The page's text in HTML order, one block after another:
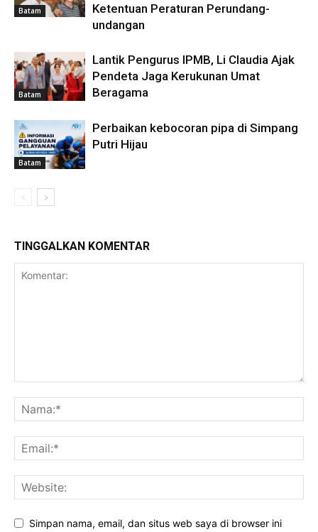
Batam
Ketentuan Peraturan Perundang-
undangan
Batam
Lantik Pengurus IPMB, Li Claudia Ajak
Pendeta Jaga Kerukunan Umat
Beragama
Batam
Perbaikan kebocoran pipa di Simpang
Putri Hijau
TINGGALKAN KOMENTAR
Simpan nama, email, dan situs web saya di browser ini